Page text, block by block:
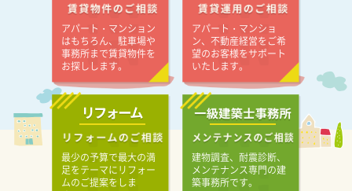
アパート・マンション
はもちろん、駐車場や
事務所まで賃貸物件を
お探しします。
アパート・マンショ
ン、不動産経営をご希
望のお客様をサポート
いたします。
最少の予算で最大の満
足をテーマにリフォー
ムのご提案をしま
建物調査、耐震診断、
メンテナンス専門の建
築事務所です。